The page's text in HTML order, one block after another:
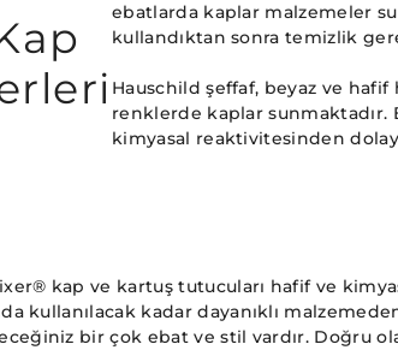
ebatlarda kaplar malzemeler
kullandıktan sonra temizlik
Hauschild şeffaf, beyaz ve
renklerde kaplar sunmaktadır.
kimyasal reaktivitesinden
kap ve kartuş tutucuları hafif ve
kullanılacak kadar dayanıklı
bir çok ebat ve stil vardır. Doğru